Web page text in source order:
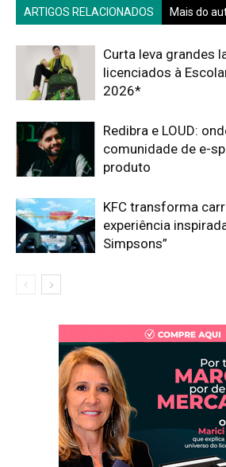
ARTIGOS RELACIONADOS Mais do
Curta leva grandes
licenciados à
2026*
Redibra e LOUD:
comunidade de e-
produto
KFC transforma
experiência
Simpsons”